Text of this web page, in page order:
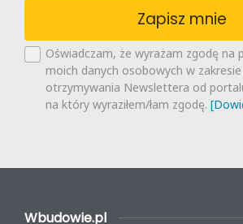
Zapisz mnie
Oświadczam, że wyrażam zgodę na
moich danych osobowych w
otrzymywania Newslettera od
na który wyraziłem/łam zgodę.
Wbudowie.pl